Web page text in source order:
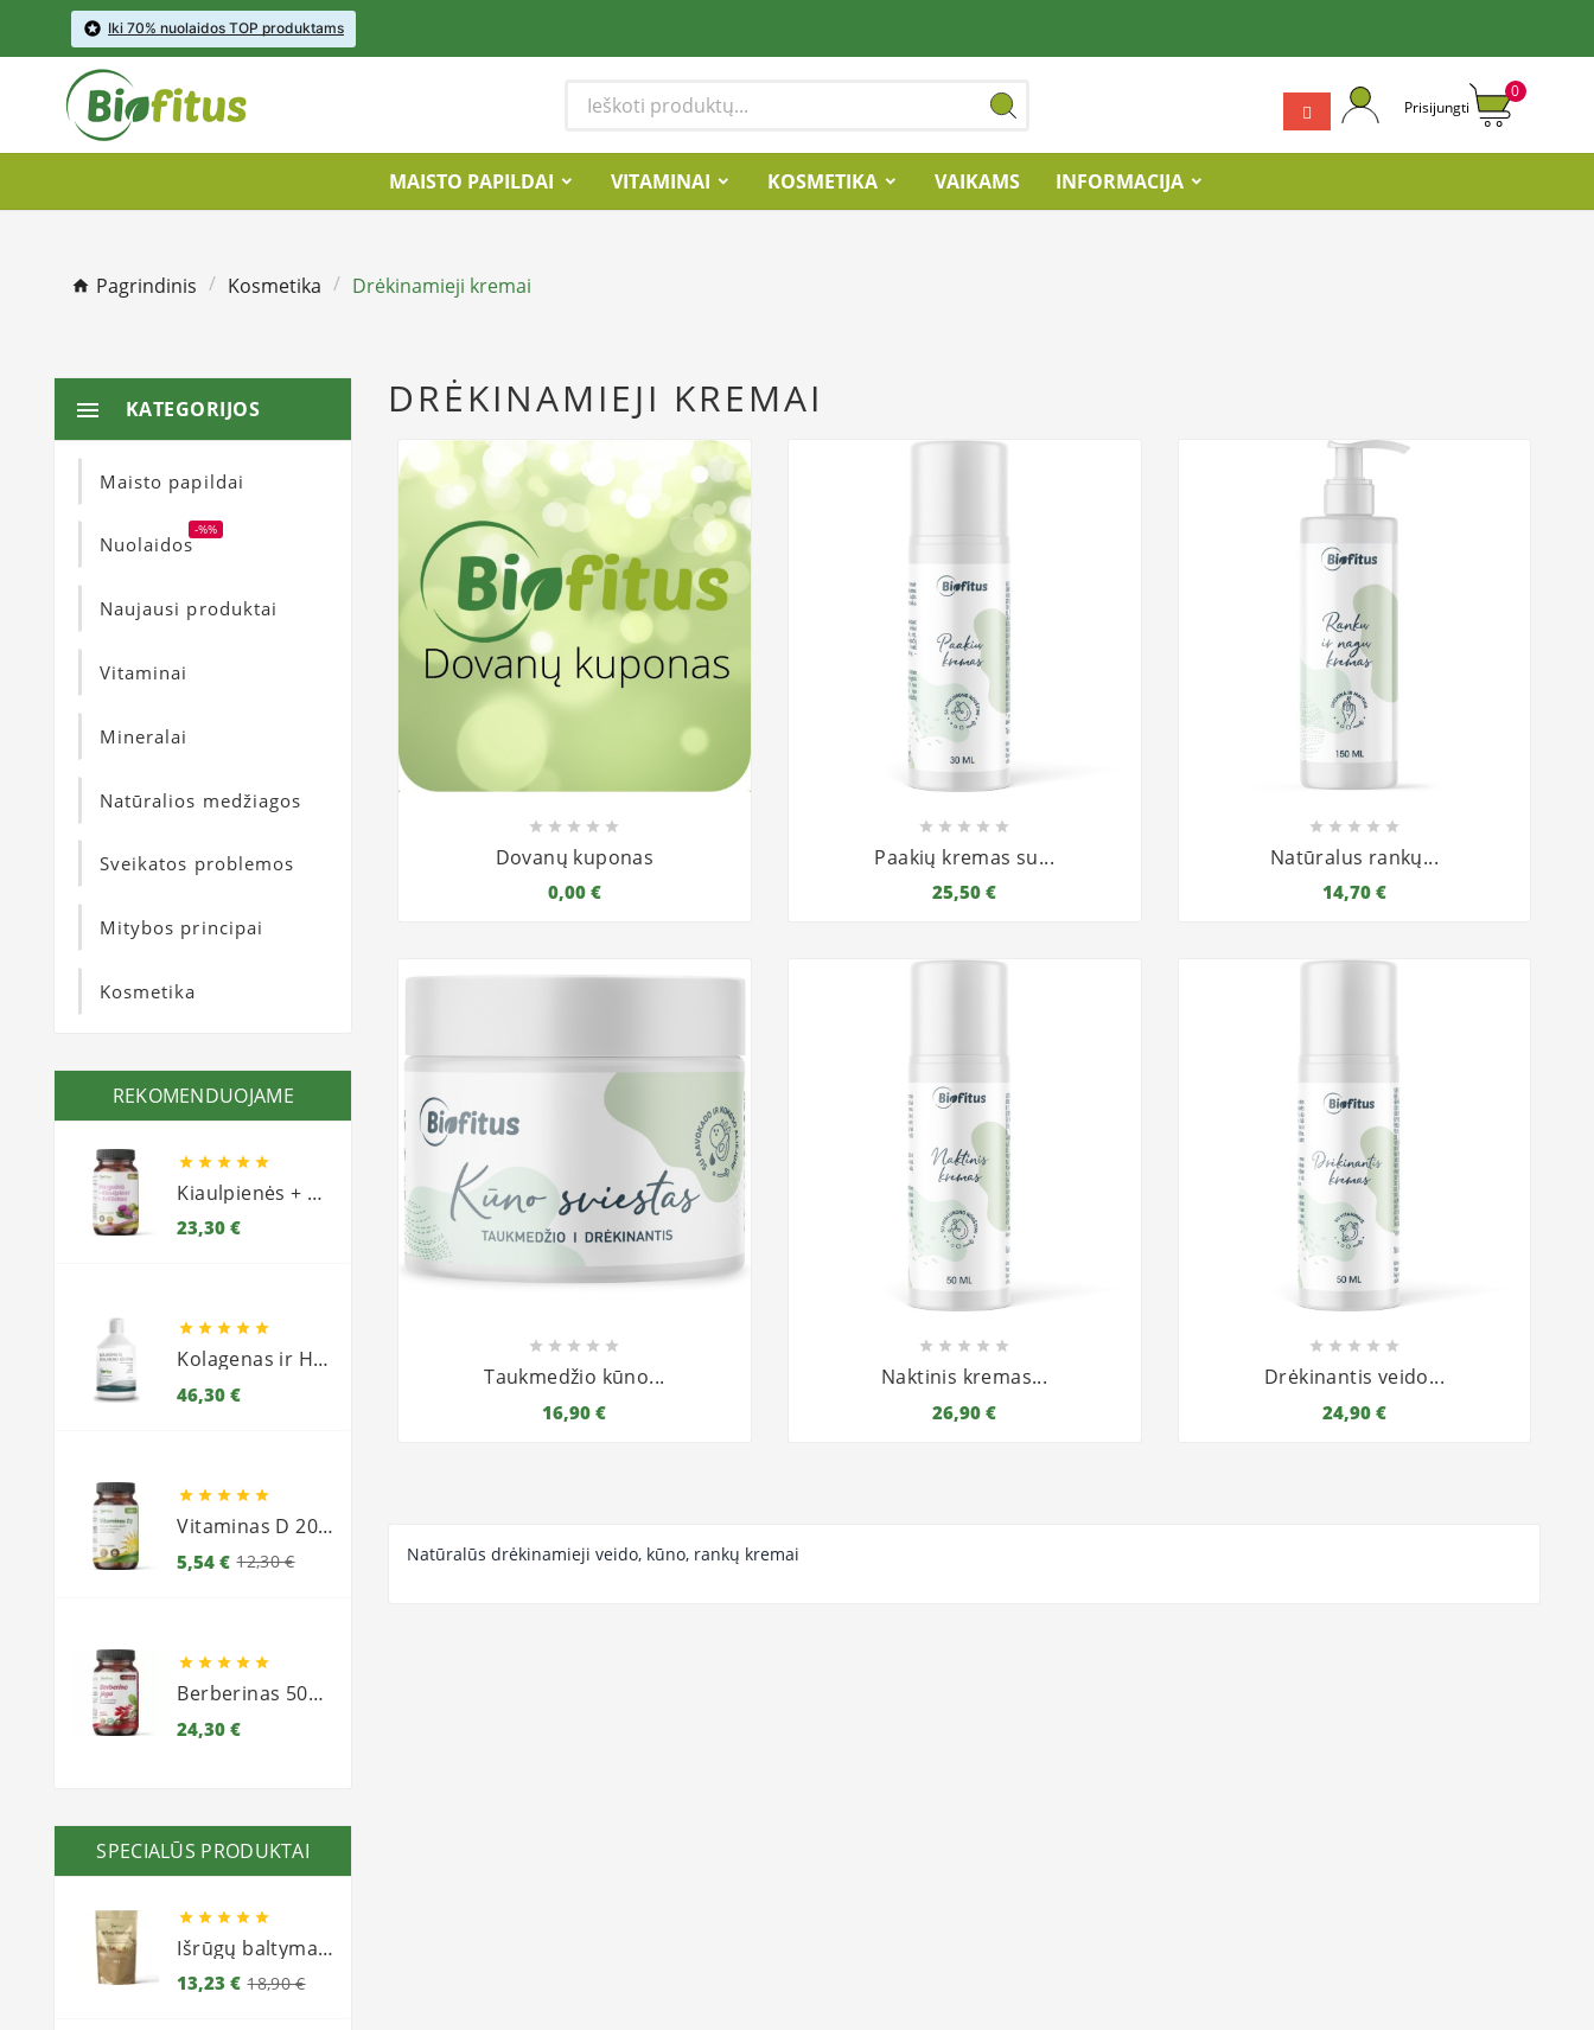
 Iki 70% nuolaidos TOP produktams
Prisijungti
0
MAISTO PAPILDAI VITAMINAI KOSMETIKA VAIKAMS INFORMACIJA
Pagrindinis Kosmetika Drėkinamieji kremai
KATEGORIJOS

Maisto papildai
Nuolaidos
-%%
Naujausi produktai
Vitaminai
Mineralai
Natūralios medžiagos
Sveikatos problemos
Mitybos principai
Kosmetika
REKOMENDUOJAME
    
Kiaulpienės + Tikrasis margainis + Artišokai
23,30 €Kaina
    
Kolagenas ir Hialurono rūgštis
46,30 €Kaina
    
Vitaminas D 2000
5,54 € 12,30 €
    
Berberinas 500 (raugerškis)
24,30 €Kaina
SPECIALŪS PRODUKTAI
    
Išrūgų baltymai 450g (milteliai) - Vaniliniai
13,23 € 18,90 €
DRĖKINAMIEJI KREMAI
    
Dovanų kuponas
0,00 €
    
Paakių kremas su...
25,50 €
    
Natūralus rankų...
14,70 €
    
Taukmedžio kūno...
16,90 €
    
Naktinis kremas...
26,90 €
    
Drėkinantis veido...
24,90 €
Natūralūs drėkinamieji veido, kūno, rankų kremai